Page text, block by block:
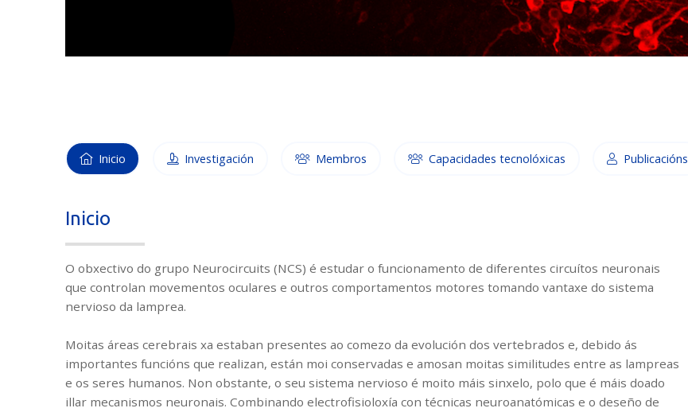
Inicio Investigación Membros Capacidades tecnolóxicas Publicacións
Inicio
O obxectivo do grupo Neurocircuits (NCS) é estudar o funcionamento de diferentes circuítos neuronais
que controlan movementos oculares e outros comportamentos motores tomando vantaxe do sistema
nervioso da lamprea.
Moitas áreas cerebrais xa estaban presentes ao comezo da evolución dos vertebrados e, debido ás
importantes funcións que realizan, están moi conservadas e amosan moitas similitudes entre as lampreas
e os seres humanos. Non obstante, o seu sistema nervioso é moito máis sinxelo, polo que é máis doado
illar mecanismos neuronais. Combinando electrofisioloxía con técnicas neuroanatómicas e o deseño de